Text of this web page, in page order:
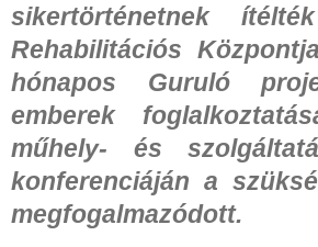
sikertörténetnek
Rehabilitációs
hónapos Guruló
emberek
műhely- és
konferenciáján a
megfogalmazódott.